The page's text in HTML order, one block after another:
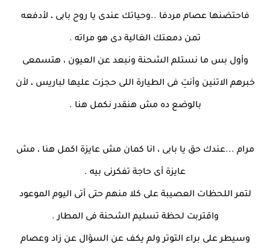
فاحتضنها عصام مردفا ..وحياتك عندى يا روح بابى ، لأدفعه
تمن دمعتك الغالية دى هو مراته .
وأول بس ما نستلم الشحنة ونبعد عن العيون ، هتسمعى
خبرهم الاتنين وأنتِ فى الطيارة اللى حجزت عليها لباريس ، لأن
بالوضع ده مش هنقدر نكمل هنا .
مرام ...عندك حق يا بابى ، انا كمان مش عايزة اكمل هنا ، مش
عايزة أى حاجة تفكرنى بيه .
لتمر اللحظات العصيبة على كلا منهم حتى أتى اليوم الموعود
واقتربت لحظة تسليم الشحنة فى المطار .
وسيطر على براء التوتر ولم يكف عن السؤال عن زاد وعصام